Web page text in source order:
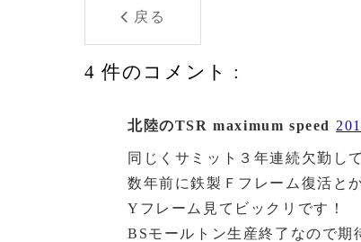
戻る
4 件のコメント :
北陸のTSR maximum speed
同じくサミット３年連続欠勤し
数年前に鉄製Ｆフレーム復活と
Yフレーム見てビックリです！
BSモールトン生産終了なので期